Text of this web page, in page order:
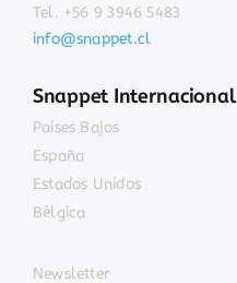
Tel. +56 9 3946 5483
info@snappet.cl
Snappet Internacional
Países Bajos
España
Estados Unidos
Bélgica
Newsletter